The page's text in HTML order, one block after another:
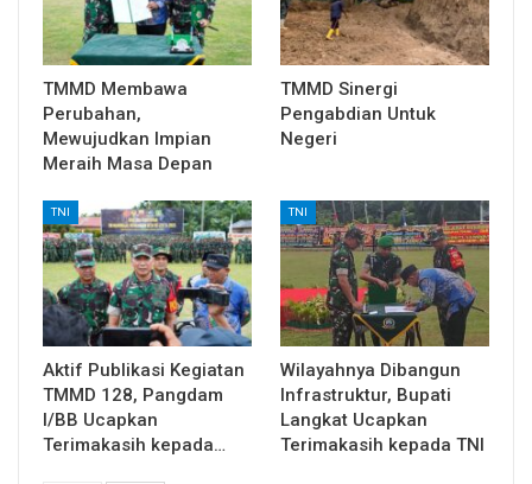
TMMD Membawa
Perubahan,
Mewujudkan Impian
Meraih Masa Depan
TMMD Sinergi
Pengabdian Untuk
Negeri
TNI
Aktif Publikasi Kegiatan
TMMD 128, Pangdam
I/BB Ucapkan
Terimakasih kepada…
TNI
Wilayahnya Dibangun
Infrastruktur, Bupati
Langkat Ucapkan
Terimakasih kepada TNI